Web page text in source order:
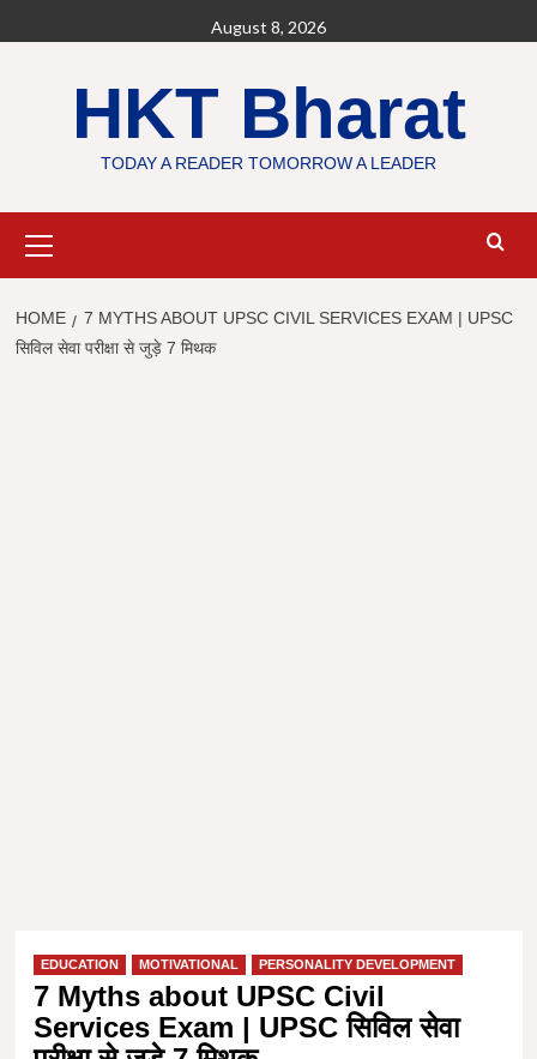
to
August 8, 2026
HKT Bharat
TODAY A READER TOMORROW A LEADER
Menu
HOME
7 MYTHS ABOUT UPSC CIVIL SERVICES EXAM | UPSC
सिविल सेवा परीक्षा से जुड़े 7 मिथक
EDUCATION MOTIVATIONAL PERSONALITY DEVELOPMENT
7 Myths about UPSC Civil
Services Exam | UPSC सिविल सेवा